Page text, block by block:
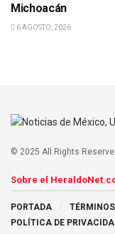
Michoacán
6 AGOSTO, 2026
© 2025 All Rights
Sobre el
PORTADA
POLÍTICA DE